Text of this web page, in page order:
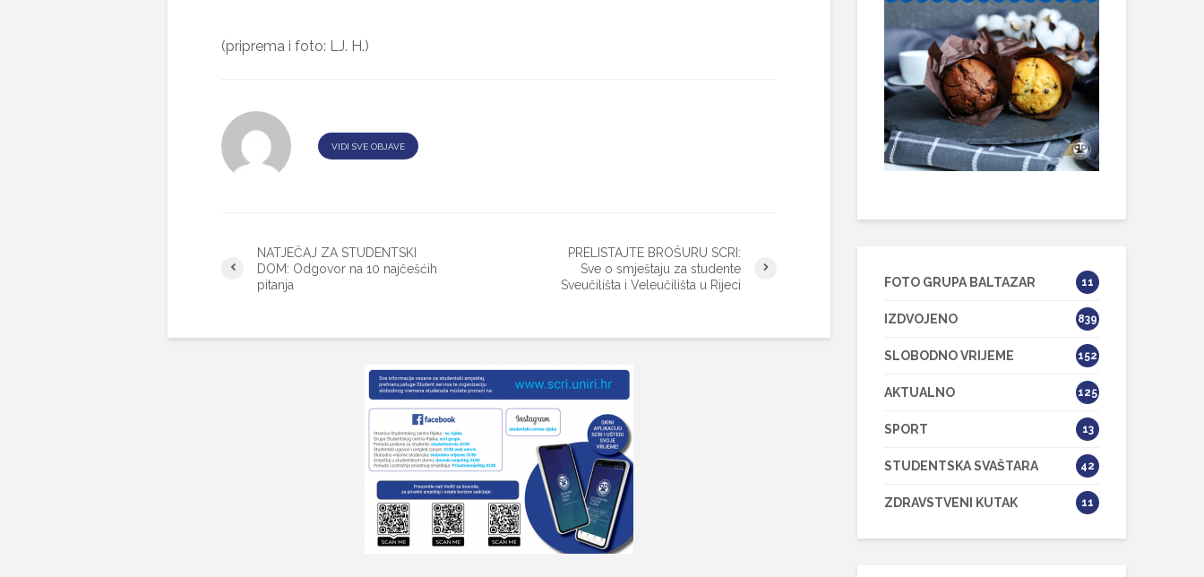
(priprema i foto: LJ. H.)
VIDI SVE OBJAVE
NATJEČAJ ZA STUDENTSKI
DOM: Odgovor na 10 najčešćih
pitanja
PRELISTAJTE BROŠURU SCRI:
Sve o smještaju za studente
Sveučilišta i Veleučilišta u Rijeci
FOTO GRUPA BALTAZAR 11
IZDVOJENO 839
SLOBODNO VRIJEME 152
AKTUALNO 125
SPORT 13
STUDENTSKA SVAŠTARA 42
ZDRAVSTVENI KUTAK 11